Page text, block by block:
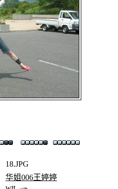
18.JPG
华姐006王婷婷